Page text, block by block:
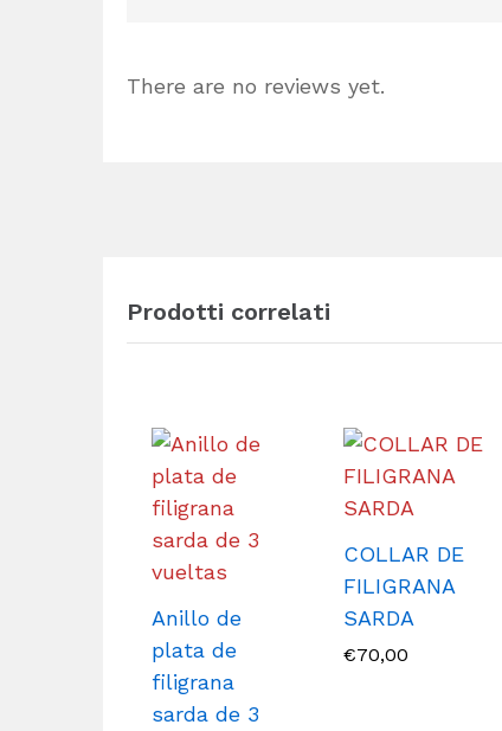
There are no reviews yet.
Prodotti correlati
Anillo de
plata de
filigrana
sarda de 3
COLLAR DE
FILIGRANA
SARDA
€70,00